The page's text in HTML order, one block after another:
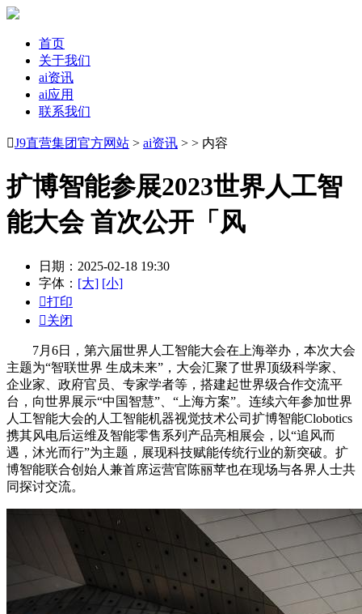
首页
关于我们
ai资讯
ai应用
联系我们
J9直营集团官方网站 > ai资讯 > > 内容
扩博智能参展2023世界人工智
能大会 首次公开「风
日期：2025-02-18 19:30
字体： [大] [小]
打印
关闭
7月6日，第六届世界人工智能大会在上海举办，本次大会
主题为“智联世界 生成未来”，大会汇聚了世界顶级科学家、
企业家、政府官员、专家学者等，搭建起世界级合作交流平
台，向世界展示“中国智慧”、“上海方案”。连续六年参加世界
人工智能大会的人工智能机器视觉技术公司扩博智能Clobotics
携其风电后运维及智能零售系列产品亮相展会，以“追风而
遇，沐光而行”为主题，展现科技赋能传统行业的新突破。扩
博智能联合创始人兼首席运营官陈丽苹也在现场与各界人士共
同探讨交流。